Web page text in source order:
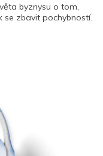
byznysu o tom,
zbavit pochybností.